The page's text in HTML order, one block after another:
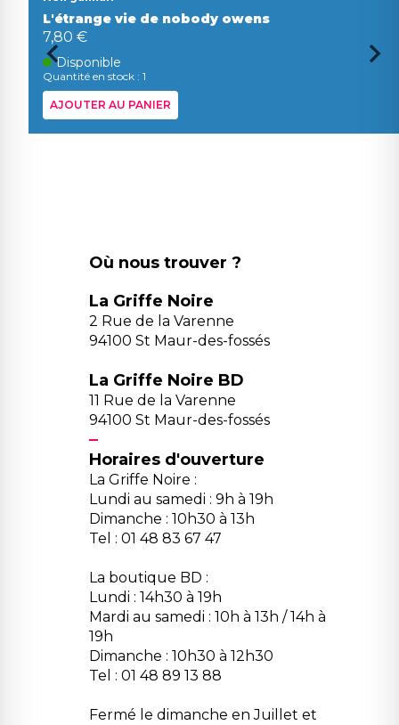
L'étrange vie de nobody owens
7,80 €
Disponible
Quantité en stock : 1
AJOUTER AU PANIER
Où nous trouver ?
La Griffe Noire
2 Rue de la Varenne
94100 St Maur-des-fossés
La Griffe Noire BD
11 Rue de la Varenne
94100 St Maur-des-fossés
Horaires d'ouverture
La Griffe Noire :
Lundi au samedi : 9h à 19h
Dimanche : 10h30 à 13h
Tel : 01 48 83 67 47
La boutique BD :
Lundi : 14h30 à 19h
Mardi au samedi : 10h à 13h / 14h à
19h
Dimanche : 10h30 à 12h30
Tel : 01 48 89 13 88
Fermé le dimanche en Juillet et